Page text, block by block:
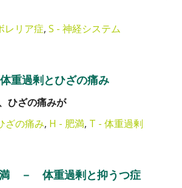
レリア症, S - 神経システム
過剰とひざの痛み
ひざの痛みが
ざの痛み, H - 肥満, T - 体重過剰
－ 体重過剰と抑うつ症